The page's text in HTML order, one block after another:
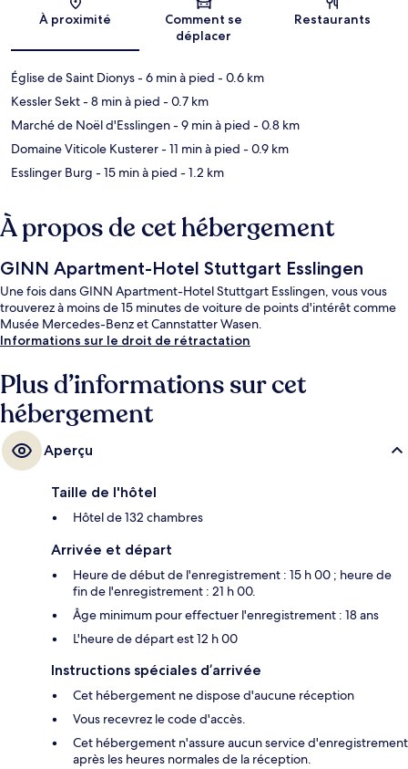
Carte
À proximité
Comment se
déplacer
Restaurants
Église de Saint Dionys- 6 min à pied - 0.6 km
Kessler Sekt- 8 min à pied - 0.7 km
Marché de Noël d'Esslingen- 9 min à pied - 0.8 km
Domaine Viticole Kusterer- 11 min à pied - 0.9 km
Esslinger Burg - 15 min à pied - 1.2 km
À propos de cet hébergement
GINN Apartment-Hotel Stuttgart Esslingen
Une fois dans GINN Apartment-Hotel Stuttgart Esslingen, vous vous
trouverez à moins de 15 minutes de voiture de points d'intérêt comme
Musée Mercedes-Benz et Cannstatter Wasen.
Informations sur le droit de rétractation
Plus d’informations sur cet
hébergement
Aperçu
Taille de l'hôtel
Hôtel de 132 chambres
Arrivée et départ
Heure de début de l'enregistrement : 15 h 00 ; heure de
fin de l'enregistrement : 21 h 00.
Âge minimum pour effectuer l'enregistrement : 18 ans
L'heure de départ est 12 h 00
Instructions spéciales d’arrivée
Cet hébergement ne dispose d'aucune réception
Vous recevrez le code d'accès.
Cet hébergement n'assure aucun service d'enregistrement
après les heures normales de la réception.